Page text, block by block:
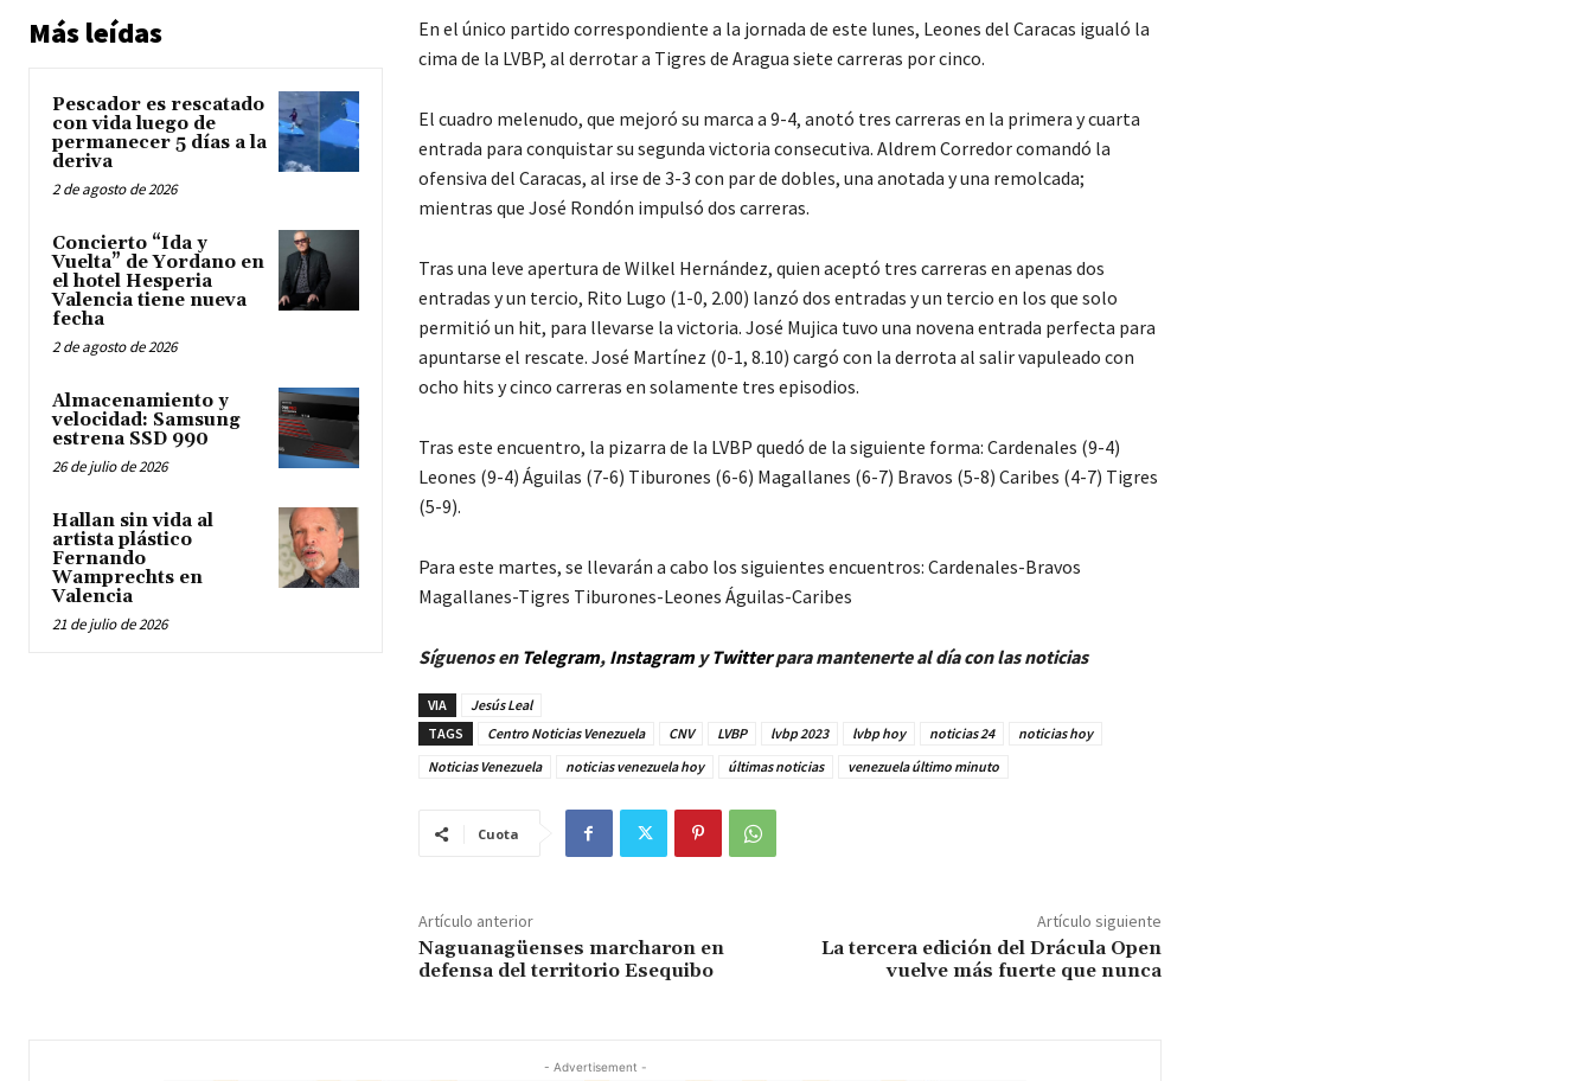
Más leídas
Pescador es rescatado
con vida luego de
permanecer 5 días a la
deriva
2 de agosto de 2026
Concierto “Ida y
Vuelta” de Yordano en
el hotel Hesperia
Valencia tiene nueva
fecha
2 de agosto de 2026
Almacenamiento y
velocidad: Samsung
estrena SSD 990
26 de julio de 2026
Hallan sin vida al
artista plástico
Fernando
Wamprechts en
Valencia
21 de julio de 2026
En el único partido correspondiente a la jornada de este lunes, Leones del Caracas igualó la
cima de la LVBP, al derrotar a Tigres de Aragua siete carreras por cinco.
El cuadro melenudo, que mejoró su marca a 9-4, anotó tres carreras en la primera y cuarta
entrada para conquistar su segunda victoria consecutiva. Aldrem Corredor comandó la
ofensiva del Caracas, al irse de 3-3 con par de dobles, una anotada y una remolcada;
mientras que José Rondón impulsó dos carreras.
Tras una leve apertura de Wilkel Hernández, quien aceptó tres carreras en apenas dos
entradas y un tercio, Rito Lugo (1-0, 2.00) lanzó dos entradas y un tercio en los que solo
permitió un hit, para llevarse la victoria. José Mujica tuvo una novena entrada perfecta para
apuntarse el rescate. José Martínez (0-1, 8.10) cargó con la derrota al salir vapuleado con
ocho hits y cinco carreras en solamente tres episodios.
Tras este encuentro, la pizarra de la LVBP quedó de la siguiente forma: Cardenales (9-4)
Leones (9-4) Águilas (7-6) Tiburones (6-6) Magallanes (6-7) Bravos (5-8) Caribes (4-7) Tigres
(5-9).
Para este martes, se llevarán a cabo los siguientes encuentros: Cardenales-Bravos
Magallanes-Tigres Tiburones-Leones Águilas-Caribes
Síguenos en Telegram, InstagramyTwitterpara mantenerte al día con las noticias
VIA
Jesús Leal
TAGS
Centro Noticias Venezuela CNV LVBP lvbp 2023 lvbp hoy noticias 24
noticias hoy
Noticias Venezuela
noticias venezuela hoy últimas noticias venezuela último minuto
Cuota
Artículo anterior
Naguanagüenses marcharon en
defensa del territorio Esequibo
Artículo siguiente
La tercera edición del Drácula Open
vuelve más fuerte que nunca
- Advertisement -